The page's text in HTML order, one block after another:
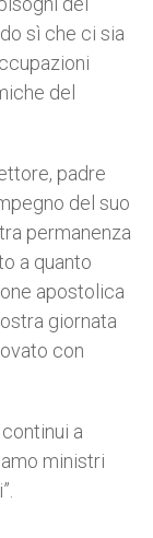
sì che ci sia
del
padre
del suo
permanenza
a quanto
apostolica
giornata
con
a
ministri